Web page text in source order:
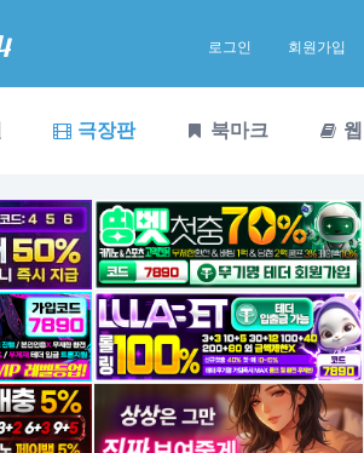
로그인 회원가입
극장판 북마크